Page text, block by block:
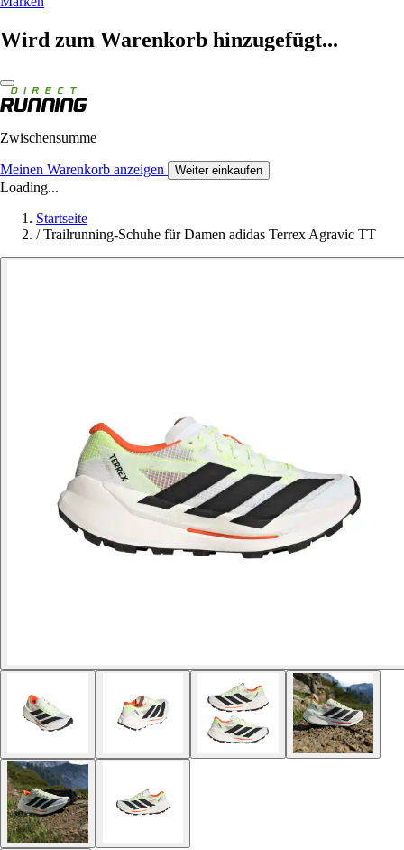
Wird zum Warenkorb hinzugefügt...
Zwischensumme
Meinen Warenkorb anzeigen Weiter einkaufen
Loading...
Startseite
/ Trailrunning-Schuhe für Damen adidas Terrex Agravic TT